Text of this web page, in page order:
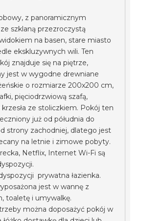
z panoramicznym
szklaną przezroczystą
na basen, stare miasto
ekskluzywnych wili. Ten
znajduje się na piętrze,
jest w wygodne drewniane
o rozmiarze 200x200 cm,
pięciodrzwiową szafą,
ze stoliczkiem. Pokój ten
już od półudnia do
strony zachodniej, dlatego jest
na letnie i zimowe pobyty.
Netflix, Internet Wi-Fi są
prywatna łazienka.
jest w wannę z
toaletę i umywalkę.
można doposażyć pokój w